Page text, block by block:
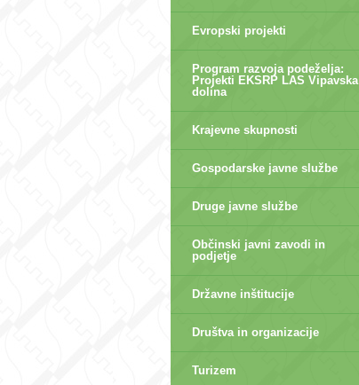
Evropski projekti
Program razvoja podeželja:
Projekti EKSRP LAS Vipavska
dolina
Krajevne skupnosti
Gospodarske javne službe
Druge javne službe
Občinski javni zavodi in
podjetje
Državne inštitucije
Društva in organizacije
Turizem